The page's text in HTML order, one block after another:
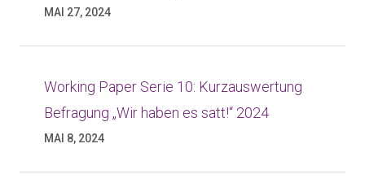
MAI 27, 2024
Working Paper Serie 10: Kurzauswertung
Befragung „Wir haben es satt!“ 2024
MAI 8, 2024